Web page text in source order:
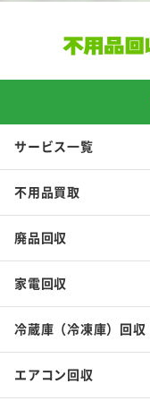
サービス一覧
不用品買取
廃品回収
家電回収
冷蔵庫（冷凍庫）回収
エアコン回収